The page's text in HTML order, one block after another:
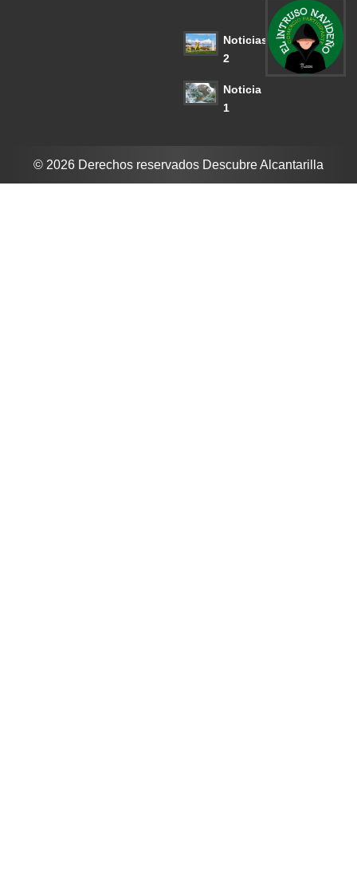
Noticias
2
Noticia
1
© 2026 Derechos reservados Descubre Alcantarilla